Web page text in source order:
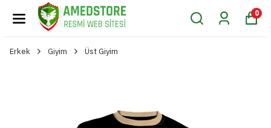
0
Erkek Giyim Üst Giyim